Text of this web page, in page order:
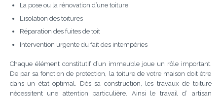
La pose ou la rénovation d’une toiture
L’isolation des toitures
Réparation des fuites de toit
Intervention urgente du fait des intempéries
Chaque élément constitutif d’un immeuble joue un rôle important.
De par sa fonction de protection, la toiture de votre maison doit être
dans un état optimal. Dès sa construction, les travaux de toiture
nécessitent une attention particulière. Ainsi le travail d’ artisan